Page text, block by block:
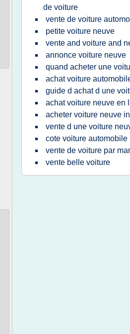
de voiture
vente de voiture
petite voiture neuve
vente and voiture and
annonce voiture neuve
quand acheter une
achat voiture
guide d achat d une
achat voiture neuve en
acheter voiture neuve
vente d une voiture
cote voiture automobile
vente de voiture par
vente belle voiture